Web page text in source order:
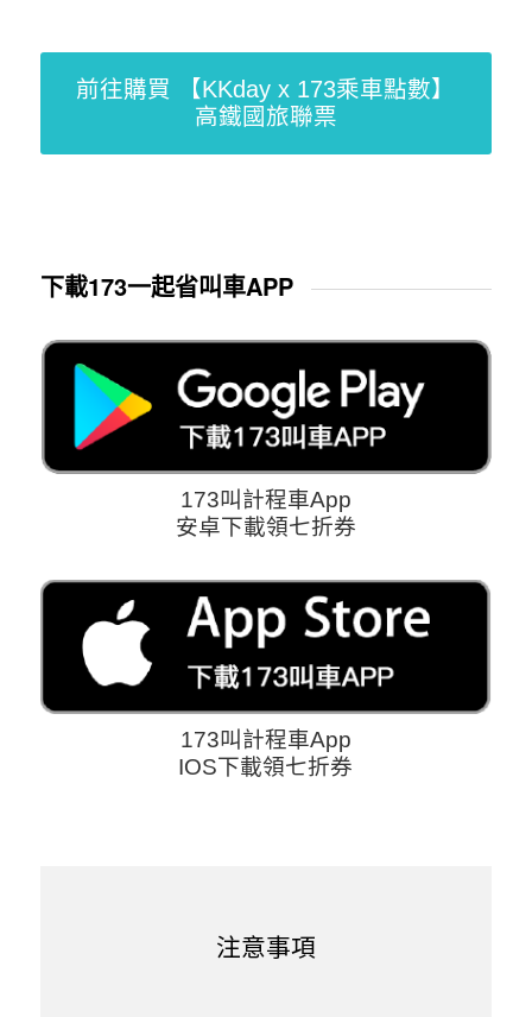
前往購買 【KKday x 173乘車點數】
高鐵國旅聯票
下載173一起省叫車APP
173叫計程車App
安卓下載領七折券
173叫計程車App
IOS下載領七折券
注意事項